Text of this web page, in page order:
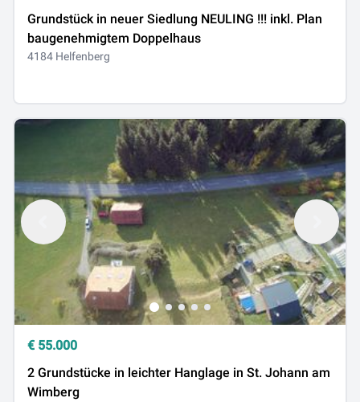
Grundstück in neuer Siedlung NEULING !!! inkl. Plan
baugenehmigtem Doppelhaus
4184 Helfenberg
€ 55.000
2 Grundstücke in leichter Hanglage in St. Johann am
Wimberg